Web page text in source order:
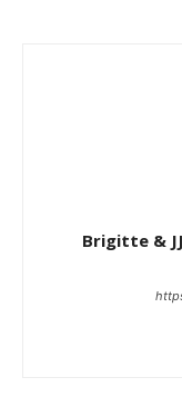
Brigitte &